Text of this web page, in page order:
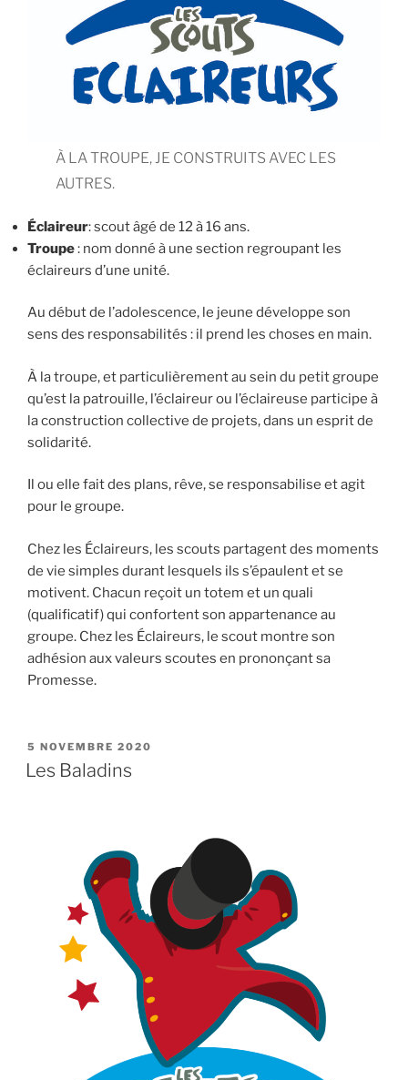
À LA TROUPE, JE CONSTRUITS AVEC LES
AUTRES.
Éclaireur: scout âgé de 12 à 16 ans.
Troupe: nom donné à une section regroupant les
éclaireurs d’une unité.
Au début de l’adolescence, le jeune développe son
sens des responsabilités : il prend les choses en main.
À la troupe, et particulièrement au sein du petit groupe
qu’est la patrouille, l’éclaireur ou l’éclaireuse participe à
la construction collective de projets, dans un esprit de
solidarité.
Il ou elle fait des plans, rêve, se responsabilise et agit
pour le groupe.
Chez les Éclaireurs, les scouts partagent des moments
de vie simples durant lesquels ils s’épaulent et se
motivent. Chacun reçoit un totem et un quali
(qualificatif) qui confortent son appartenance au
groupe. Chez les Éclaireurs, le scout montre son
adhésion aux valeurs scoutes en prononçant sa
Promesse.
PUBLIÉ
LE
5 NOVEMBRE 2020
Les Baladins